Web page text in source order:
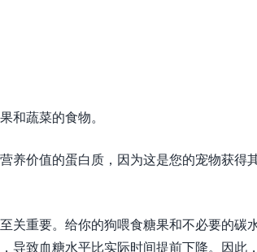
和蔬菜的食物。
养价值的蛋白质，因为这是您的宠物获得
关重要。给你的狗喂食糖果和不必要的碳
导致血糖水平比实际时间提前下降。因此